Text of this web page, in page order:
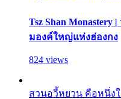
Tsz Shan
มองค์ใหญ่แห่งฮ่องกง
824 views
สวนอวี้หยวน คือหนึ่ง